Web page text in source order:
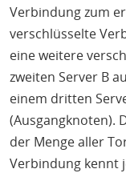
Verbindung zum
verschlüsselte
eine weitere
zweiten Server B
einem dritten
(Ausgangknoten).
der Menge aller
Verbindung kennt